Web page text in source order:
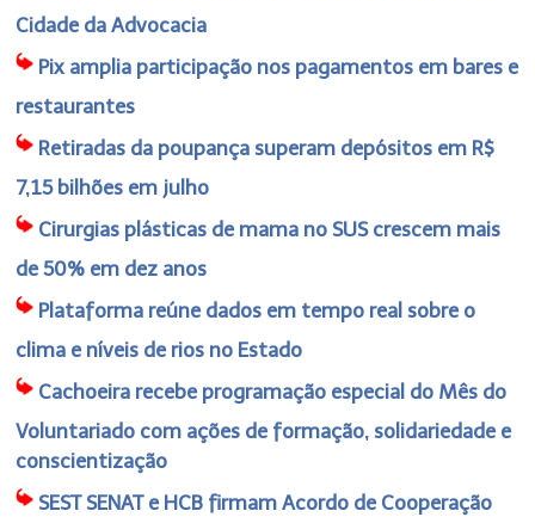
Cidade da Advocacia
Pix amplia participação nos pagamentos em bares e
restaurantes
Retiradas da poupança superam depósitos em R$
7,15 bilhões em julho
Cirurgias plásticas de mama no SUS crescem mais
de 50% em dez anos
Plataforma reúne dados em tempo real sobre o
clima e níveis de rios no Estado
Cachoeira recebe programação especial do Mês do
Voluntariado com ações de formação, solidariedade e
conscientização
SEST SENAT e HCB firmam Acordo de Cooperação